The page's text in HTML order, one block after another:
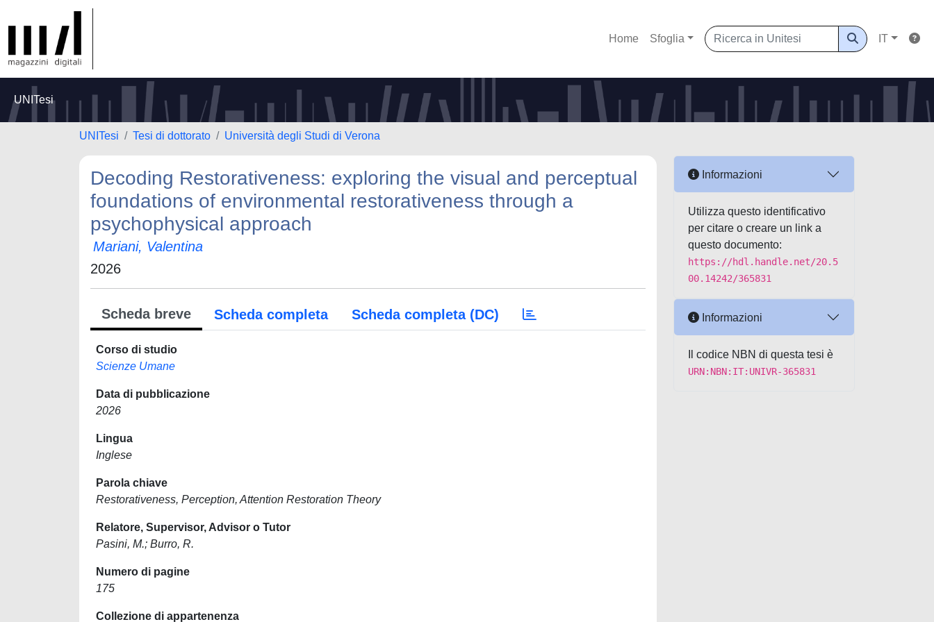
Home Sfoglia IT
UNITesi
UNITesi Tesi di dottorato Università degli Studi di Verona
Decoding Restorativeness: exploring the visual and perceptual
foundations of environmental restorativeness through a
psychophysical approach
Mariani, Valentina
2026
Scheda breve Scheda completa Scheda completa (DC)
Corso di studio
Scienze Umane
Data di pubblicazione
2026
Lingua
Inglese
Parola chiave
Restorativeness, Perception, Attention Restoration Theory
Relatore, Supervisor, Advisor o Tutor
Pasini, M.; Burro, R.
Numero di pagine
175
Collezione di appartenenza
Informazioni
Utilizza questo identificativo
per citare o creare un link a
questo documento:
https://hdl.handle.net/20.5
00.14242/365831
Informazioni
Il codice NBN di questa tesi è
URN:NBN:IT:UNIVR-365831